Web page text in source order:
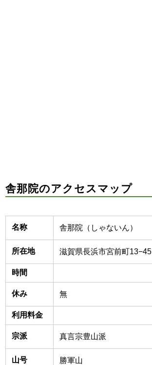
舎那院のアクセスマップ
名称 舎那院（しゃないん）
所在地 滋賀県長浜市宮前町13−45
時間
休み 無
利用料金
宗派 真言宗豊山派
山号 勝軍山